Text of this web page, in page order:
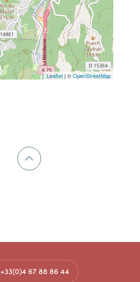
Leaflet| ©OpenStreetMap
+33(0)4 67 88 86 44